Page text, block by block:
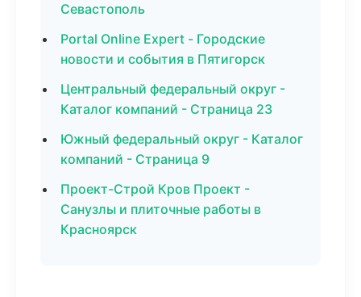
Севастополь
Portal Online Expert - Городские
новости и события в Пятигорск
Центральный федеральный округ -
Каталог компаний - Страница 23
Южный федеральный округ - Каталог
компаний - Страница 9
Проект-Строй Кров Проект -
Санузлы и плиточные работы в
Красноярск